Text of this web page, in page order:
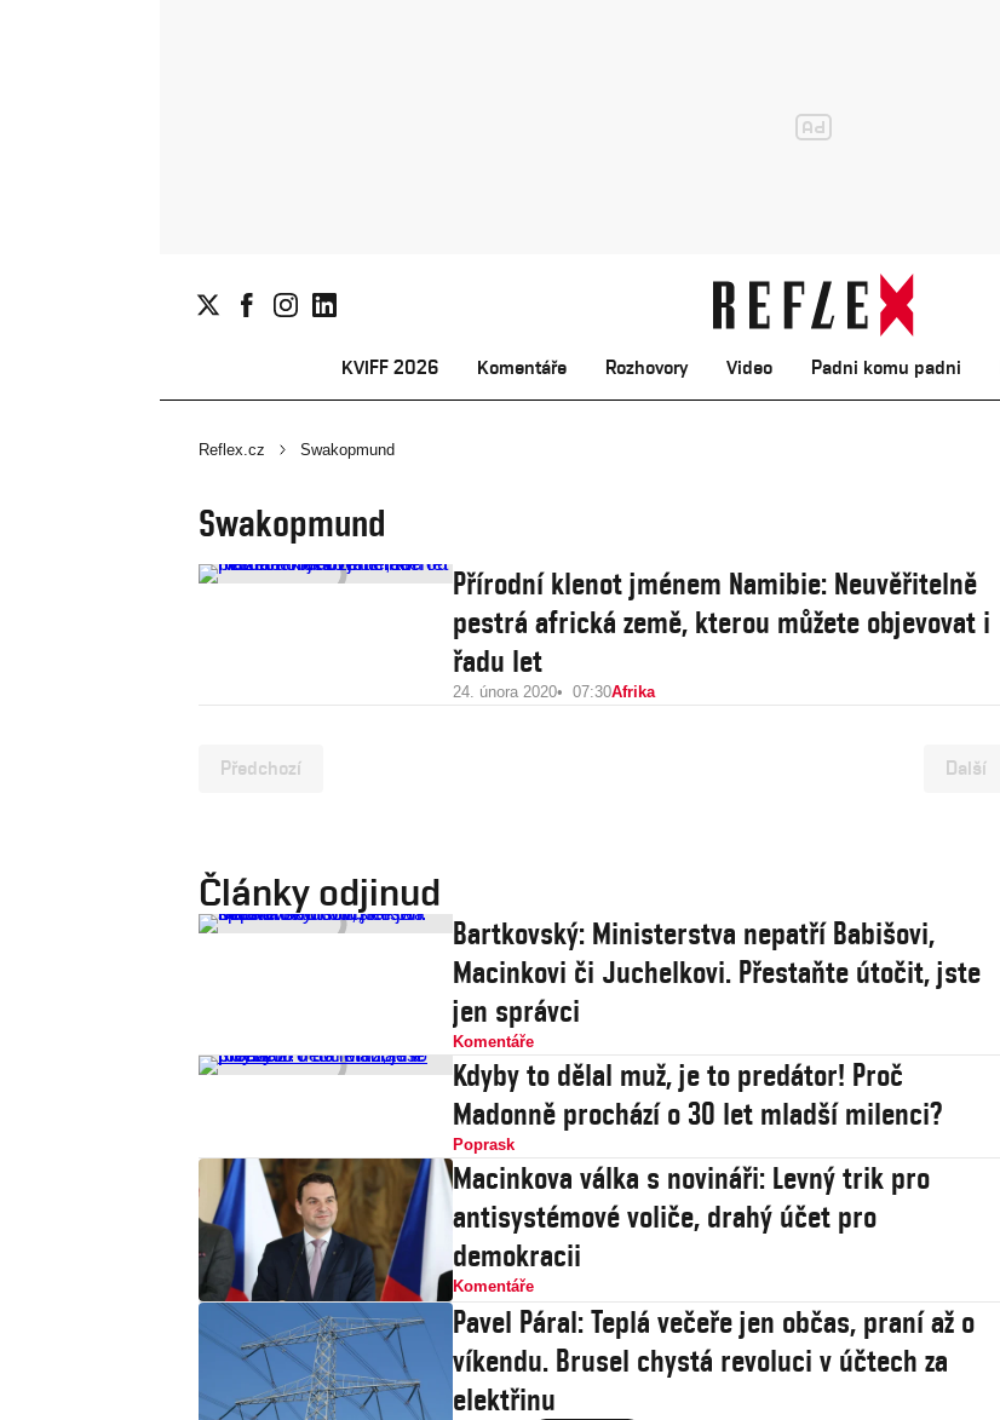
KVIFF 2026 Komentáře Rozhovory Video Padni komu padni
Reflex.cz Swakopmund
Swakopmund
Přírodní klenot jménem Namibie: Neuvěřitelně
pestrá africká země, kterou můžete objevovat i
řadu let
24. února 2020 07:30Afrika
Předchozí Další
Články odjinud
Bartkovský: Ministerstva nepatří Babišovi,
Macinkovi či Juchelkovi. Přestaňte útočit, jste
jen správci
Komentáře
Kdyby to dělal muž, je to predátor! Proč
Madonně prochází o 30 let mladší milenci?
Poprask
Macinkova válka s novináři: Levný trik pro
antisystémové voliče, drahý účet pro
demokracii
Komentáře
Pavel Páral: Teplá večeře jen občas, praní až o
víkendu. Brusel chystá revoluci v účtech za
elektřinu